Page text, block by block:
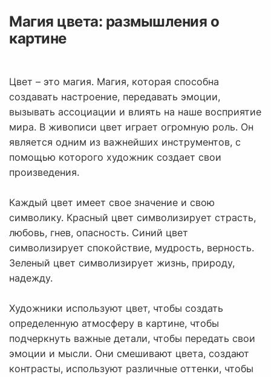
Магия цвета: размышления о
картине
Цвет – это магия. Магия, которая способна
создавать настроение, передавать эмоции,
вызывать ассоциации и влиять на наше восприятие
мира. В живописи цвет играет огромную роль. Он
является одним из важнейших инструментов, с
помощью которого художник создает свои
произведения.
Каждый цвет имеет свое значение и свою
символику. Красный цвет символизирует страсть,
любовь, гнев, опасность. Синий цвет
символизирует спокойствие, мудрость, верность.
Зеленый цвет символизирует жизнь, природу,
надежду.
Художники используют цвет, чтобы создать
определенную атмосферу в картине, чтобы
подчеркнуть важные детали, чтобы передать свои
эмоции и мысли. Они смешивают цвета, создают
контрасты, используют различные оттенки, чтобы